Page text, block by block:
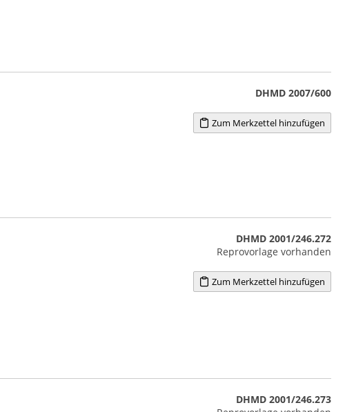
DHMD 2007/600
Zum Merkzettel hinzufügen
DHMD 2001/246.272
Reprovorlage vorhanden
Zum Merkzettel hinzufügen
DHMD 2001/246.273